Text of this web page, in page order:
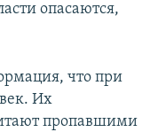
опасаются,
что при
Их
пропавшими